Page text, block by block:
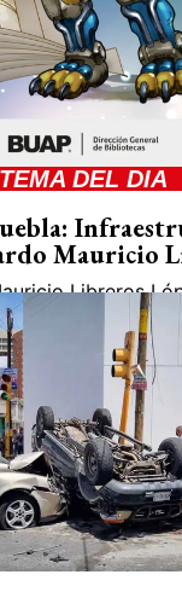
TEMA DEL DIA
Mauricio
Libreros